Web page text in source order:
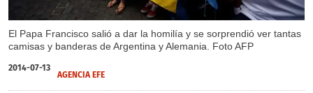
El Papa Francisco salió a dar la homilía y se sorprendió ver tantas
camisas y banderas de Argentina y Alemania. Foto AFP
2014-07-13
AGENCIA EFE